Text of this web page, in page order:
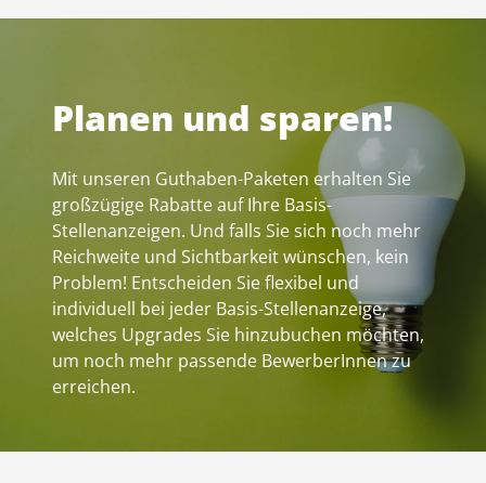
Planen und sparen!
Mit unseren Guthaben-Paketen erhalten Sie
großzügige Rabatte auf Ihre Basis-
Stellenanzeigen. Und falls Sie sich noch mehr
Reichweite und Sichtbarkeit wünschen, kein
Problem! Entscheiden Sie flexibel und
individuell bei jeder Basis-Stellenanzeige,
welches Upgrades Sie hinzubuchen möchten,
um noch mehr passende BewerberInnen zu
erreichen.